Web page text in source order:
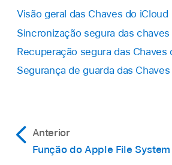
Visão geral das Chaves do iCloud
Sincronização segura das chaves
Recuperação segura das Chaves
Segurança de guarda das
Anterior
Função do Apple File System